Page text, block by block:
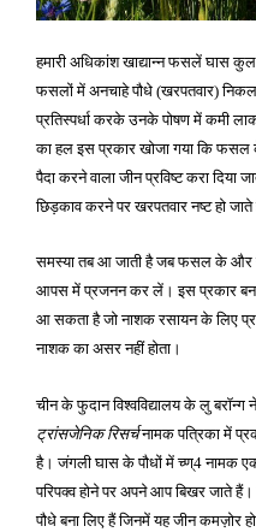
हमारी अधिकांश खाद्यान्न फसलें घास
फसलों में अनचाहे पौधे (खरपतवार)
प्रतिस्पर्धा करके उनके पोषण में कमी
का हल इस प्रकार खोजा गया कि फसल
पैदा करने वाला जीन प्रविष्ट करा
छिड़काव करने पर खरपतवार नष्ट हो
समस्या तब आ जाती है जब फसल के और
आपस में प्रजनन कर लें। इस प्रकार
आ सकता है जो नाशक रसायन के लिए
नाशक का असर नहीं होता।
चीन के फुदान विश्वविद्यालय के लु
ट्रांसजेनिक रिसर्चनामक पत्रिका में
है। जंगली घास के पौधों में च्ण्4नामक
परिपक्व होने पर अपने आप बिखर जाते
पौधे बना लिए हैं जिनमें यह जीन कमज़ोर